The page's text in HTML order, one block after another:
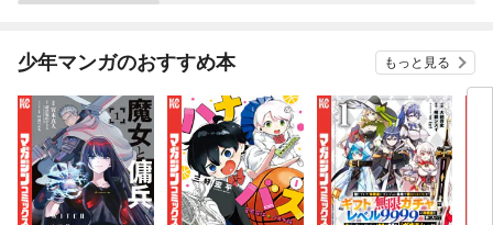
少年マンガのおすすめ本 もっと見る